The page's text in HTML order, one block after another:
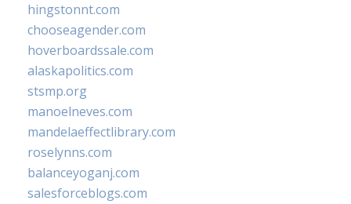
hingstonnt.com
chooseagender.com
hoverboardssale.com
alaskapolitics.com
stsmp.org
manoelneves.com
mandelaeffectlibrary.com
roselynns.com
balanceyoganj.com
salesforceblogs.com